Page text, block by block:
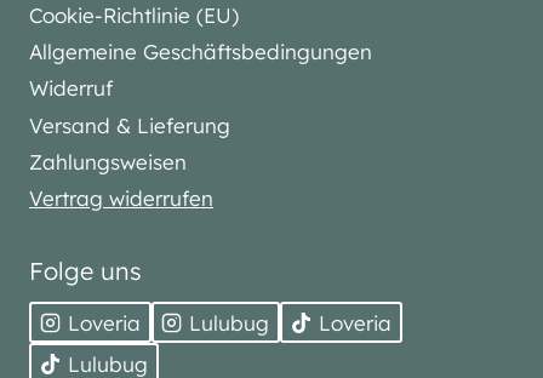
Cookie-Richtlinie (EU)
Allgemeine Geschäftsbedingungen
Widerruf
Versand & Lieferung
Zahlungsweisen
Vertrag widerrufen
Folge uns
Loveria Lulubug
Loveria
Lulubug